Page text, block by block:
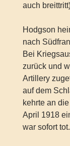
auch
Hodgson
nach
Bei
zurück und
Artillery
auf dem
kehrte an
April 1918
war sofort tot.